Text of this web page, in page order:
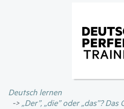
Deutsch lernen
„Der”, „die” oder „das”?